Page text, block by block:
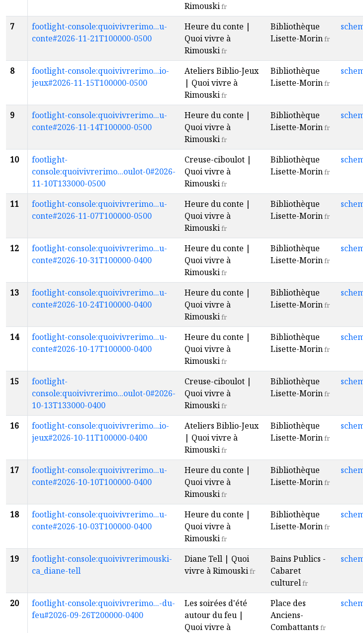
Rimouskifr
7
footlight-console:quoivivrerimo...u-
conte#2026-11-21T100000-0500
Heure du conte |
Quoi vivre à
Rimouskifr
Bibliothèque
Lisette-Morinfr
8
footlight-console:quoivivrerimo...io-
jeux#2026-11-15T100000-0500
Ateliers Biblio-Jeux
| Quoi vivre à
Rimouskifr
Bibliothèque
Lisette-Morinfr
9
footlight-console:quoivivrerimo...u-
conte#2026-11-14T100000-0500
Heure du conte |
Quoi vivre à
Rimouskifr
Bibliothèque
Lisette-Morinfr
10
footlight-
console:quoivivrerimo...oulot-0#2026-
11-10T133000-0500
Creuse-ciboulot |
Quoi vivre à
Rimouskifr
Bibliothèque
Lisette-Morinfr
11
footlight-console:quoivivrerimo...u-
conte#2026-11-07T100000-0500
Heure du conte |
Quoi vivre à
Rimouskifr
Bibliothèque
Lisette-Morinfr
12
footlight-console:quoivivrerimo...u-
conte#2026-10-31T100000-0400
Heure du conte |
Quoi vivre à
Rimouskifr
Bibliothèque
Lisette-Morinfr
13
footlight-console:quoivivrerimo...u-
conte#2026-10-24T100000-0400
Heure du conte |
Quoi vivre à
Rimouskifr
Bibliothèque
Lisette-Morinfr
14
footlight-console:quoivivrerimo...u-
conte#2026-10-17T100000-0400
Heure du conte |
Quoi vivre à
Rimouskifr
Bibliothèque
Lisette-Morinfr
15
footlight-
console:quoivivrerimo...oulot-0#2026-
10-13T133000-0400
Creuse-ciboulot |
Quoi vivre à
Rimouskifr
Bibliothèque
Lisette-Morinfr
16
footlight-console:quoivivrerimo...io-
jeux#2026-10-11T100000-0400
Ateliers Biblio-Jeux
| Quoi vivre à
Rimouskifr
Bibliothèque
Lisette-Morinfr
17
footlight-console:quoivivrerimo...u-
conte#2026-10-10T100000-0400
Heure du conte |
Quoi vivre à
Rimouskifr
Bibliothèque
Lisette-Morinfr
18
footlight-console:quoivivrerimo...u-
conte#2026-10-03T100000-0400
Heure du conte |
Quoi vivre à
Rimouskifr
Bibliothèque
Lisette-Morinfr
19
footlight-console:quoivivrerimouski-
ca_diane-tell
Diane Tell | Quoi
vivre à Rimouskifr
Bains Publics -
Cabaret
culturelfr
20
footlight-console:quoivivrerimo...-du-
feu#2026-09-26T200000-0400
Les soirées d'été
autour du feu |
Quoi vivre à
Place des
Anciens-
Combattants fr